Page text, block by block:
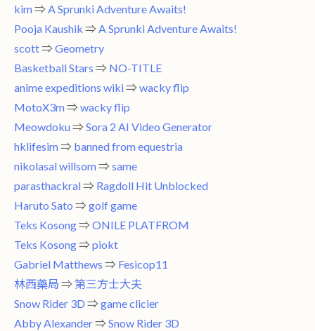
kim⇒ A Sprunki Adventure Awaits!
Pooja Kaushik ⇒ A Sprunki Adventure Awaits!
scott⇒ Geometry
Basketball Stars ⇒ NO-TITLE
anime expeditions wiki⇒ wacky flip
MotoX3m⇒ wacky flip
Meowdoku⇒ Sora 2 AI Video Generator
hklifesim⇒ banned from equestria
nikolasal willsom⇒ same
parasthackral⇒ Ragdoll Hit Unblocked
Haruto Sato ⇒ golf game
Teks Kosong⇒ ONILE PLATFROM
Teks Kosong⇒ piokt
Gabriel Matthews ⇒ Fesicop11
林西藥局 ⇒ 第三方士大夫
Snow Rider 3D ⇒ game clicier
Abby Alexander⇒ Snow Rider 3D